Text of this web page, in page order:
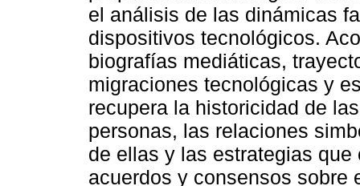
el análisis de las dinámicas
dispositivos tecnológicos.
biografías mediáticas,
migraciones tecnológicas y
recupera la historicidad de
personas, las relaciones
de ellas y las estrategias
acuerdos y consensos sobre